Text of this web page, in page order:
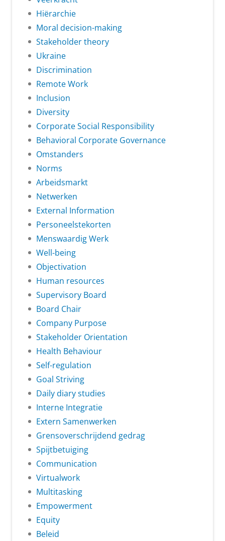
Hiërarchie
Moral decision-making
Stakeholder theory
Ukraine
Discrimination
Remote Work
Inclusion
Diversity
Corporate Social Responsibility
Behavioral Corporate Governance
Omstanders
Norms
Arbeidsmarkt
Netwerken
External Information
Personeelstekorten
Menswaardig Werk
Well-being
Objectivation
Human resources
Supervisory Board
Board Chair
Company Purpose
Stakeholder Orientation
Health Behaviour
Self-regulation
Goal Striving
Daily diary studies
Interne Integratie
Extern Samenwerken
Grensoverschrijdend gedrag
Spijtbetuiging
Communication
Virtualwork
Multitasking
Empowerment
Equity
Beleid